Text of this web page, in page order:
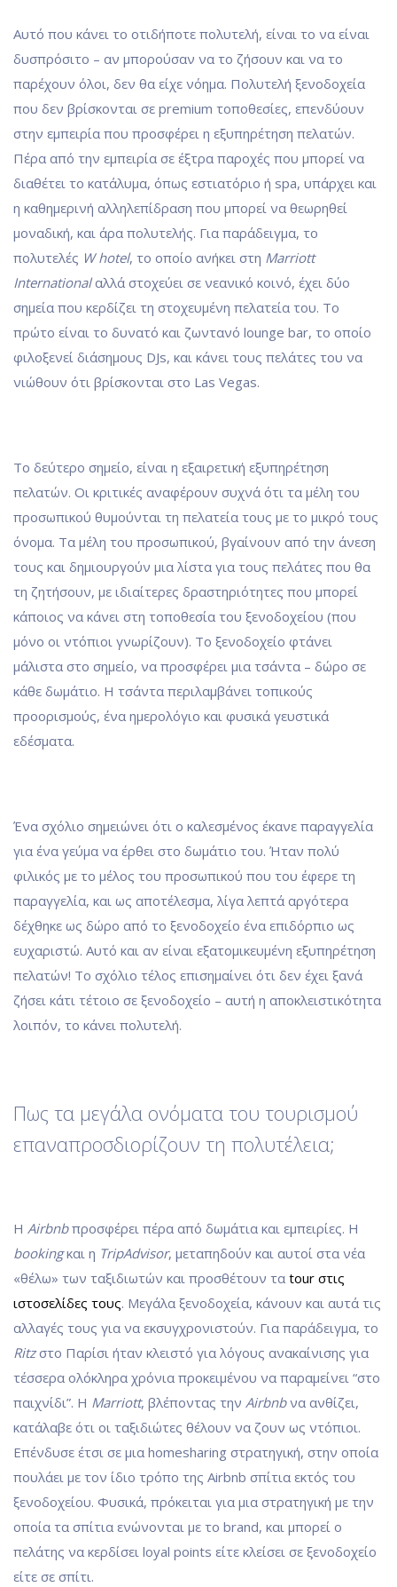
Αυτό που κάνει το οτιδήποτε πολυτελή, είναι το να είναι
δυσπρόσιτο – αν μπορούσαν να το ζήσουν και να το
παρέχουν όλοι, δεν θα είχε νόημα. Πολυτελή ξενοδοχεία
που δεν βρίσκονται σε premium τοποθεσίες, επενδύουν
στην εμπειρία που προσφέρει η εξυπηρέτηση πελατών.
Πέρα από την εμπειρία σε έξτρα παροχές που μπορεί να
διαθέτει το κατάλυμα, όπως εστιατόριο ή spa, υπάρχει και
η καθημερινή αλληλεπίδραση που μπορεί να θεωρηθεί
μοναδική, και άρα πολυτελής. Για παράδειγμα, το
πολυτελές W hotel, το οποίο ανήκει στη Marriott
Internationalαλλά στοχεύει σε νεανικό κοινό, έχει δύο
σημεία που κερδίζει τη στοχευμένη πελατεία του. Το
πρώτο είναι το δυνατό και ζωντανό lounge bar, το οποίο
φιλοξενεί διάσημους DJs, και κάνει τους πελάτες του να
νιώθουν ότι βρίσκονται στο Las Vegas.
Το δεύτερο σημείο, είναι η εξαιρετική εξυπηρέτηση
πελατών. Οι κριτικές αναφέρουν συχνά ότι τα μέλη του
προσωπικού θυμούνται τη πελατεία τους με το μικρό τους
όνομα. Τα μέλη του προσωπικού, βγαίνουν από την άνεση
τους και δημιουργούν μια λίστα για τους πελάτες που θα
τη ζητήσουν, με ιδιαίτερες δραστηριότητες που μπορεί
κάποιος να κάνει στη τοποθεσία του ξενοδοχείου (που
μόνο οι ντόπιοι γνωρίζουν). Το ξενοδοχείο φτάνει
μάλιστα στο σημείο, να προσφέρει μια τσάντα – δώρο σε
κάθε δωμάτιο. Η τσάντα περιλαμβάνει τοπικούς
προορισμούς, ένα ημερολόγιο και φυσικά γευστικά
εδέσματα.
Ένα σχόλιο σημειώνει ότι ο καλεσμένος έκανε παραγγελία
για ένα γεύμα να έρθει στο δωμάτιο του. Ήταν πολύ
φιλικός με το μέλος του προσωπικού που του έφερε τη
παραγγελία, και ως αποτέλεσμα, λίγα λεπτά αργότερα
δέχθηκε ως δώρο από το ξενοδοχείο ένα επιδόρπιο ως
ευχαριστώ. Αυτό και αν είναι εξατομικευμένη εξυπηρέτηση
πελατών! Το σχόλιο τέλος επισημαίνει ότι δεν έχει ξανά
ζήσει κάτι τέτοιο σε ξενοδοχείο – αυτή η αποκλειστικότητα
λοιπόν, το κάνει πολυτελή.
Πως τα μεγάλα ονόματα του τουρισμού
επαναπροσδιορίζουν τη πολυτέλεια;
Η Airbnbπροσφέρει πέρα από δωμάτια και εμπειρίες. Η
bookingκαι η TripAdvisor, μεταπηδούν και αυτοί στα νέα
«θέλω» των ταξιδιωτών και προσθέτουν τα tour στις
ιστοσελίδες τους. Μεγάλα ξενοδοχεία, κάνουν και αυτά τις
αλλαγές τους για να εκσυγχρονιστούν. Για παράδειγμα, το
Ritzστο Παρίσι ήταν κλειστό για λόγους ανακαίνισης για
τέσσερα ολόκληρα χρόνια προκειμένου να παραμείνει “στο
παιχνίδι”. Η Marriott, βλέποντας την Airbnbνα ανθίζει,
κατάλαβε ότι οι ταξιδιώτες θέλουν να ζουν ως ντόπιοι.
Επένδυσε έτσι σε μια homesharing στρατηγική, στην οποία
πουλάει με τον ίδιο τρόπο της Airbnb σπίτια εκτός του
ξενοδοχείου. Φυσικά, πρόκειται για μια στρατηγική με την
οποία τα σπίτια ενώνονται με το brand, και μπορεί ο
πελάτης να κερδίσει loyal points είτε κλείσει σε ξενοδοχείο
είτε σε σπίτι.